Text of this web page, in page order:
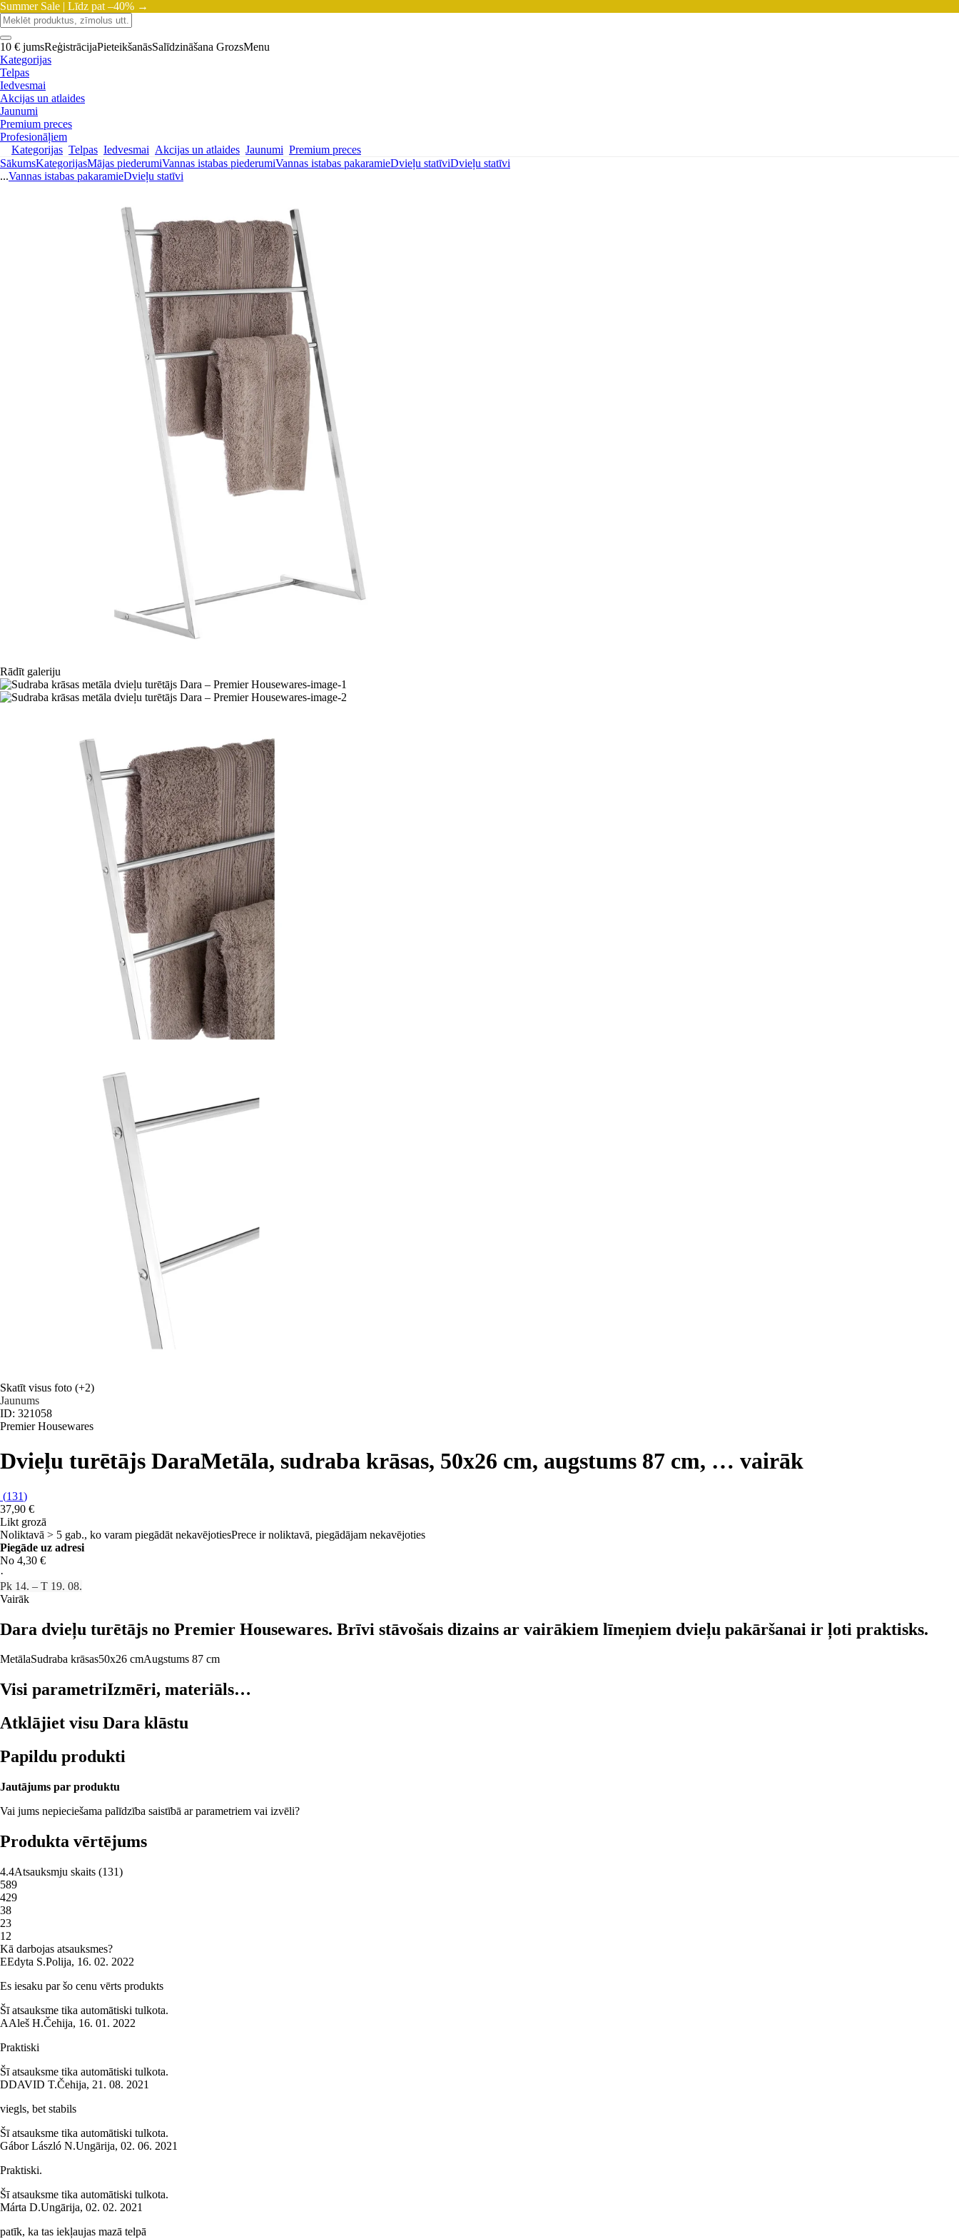
Summer Sale | Līdz pat –40% →
10 € jumsReģistrācijaPieteikšanāsSalīdzināšana GrozsMenu
Kategorijas
Telpas
Iedvesmai
Akcijas un atlaides
Jaunumi
Premium preces
Profesionāļiem
Kategorijas Telpas Iedvesmai Akcijas un atlaides Jaunumi Premium preces
SākumsKategorijasMājas piederumiVannas istabas piederumiVannas istabas pakaramieDvieļu statīviDvieļu statīvi
...Vannas istabas pakaramieDvieļu statīvi
Rādīt galeriju
Skatīt visus foto (+2)
Jaunums
ID: 321058
Premier Housewares
Dvieļu turētājs DaraMetāla, sudraba krāsas, 50x26 cm, augstums 87 cm, … vairāk
(131)
37,90 €
Likt grozā
Noliktavā > 5 gab., ko varam piegādāt nekavējotiesPrece ir noliktavā, piegādājam nekavējoties
Piegāde uz adresi
No 4,30 €
·
Pk 14. – T 19. 08.
Vairāk
Dara dvieļu turētājs no Premier Housewares. Brīvi stāvošais dizains ar vairākiem līmeņiem dvieļu pakāršanai ir ļoti praktisks.
MetālaSudraba krāsas50x26 cmAugstums 87 cm
Visi parametriIzmēri, materiāls…
Atklājiet visu Dara klāstu
Papildu produkti
Jautājums par produktu
Vai jums nepieciešama palīdzība saistībā ar parametriem vai izvēli?
Produkta vērtējums
4.4Atsauksmju skaits (131)
589
429
38
23
1 2
Kā darbojas atsauksmes?
EEdyta S.Polija, 16. 02. 2022
Es iesaku par šo cenu vērts produkts
Šī atsauksme tika automātiski tulkota.
AAleš H.Čehija, 16. 01. 2022
Praktiski
Šī atsauksme tika automātiski tulkota.
DDAVID T.Čehija, 21. 08. 2021
viegls, bet stabils
Šī atsauksme tika automātiski tulkota.
Gábor László N.Ungārija, 02. 06. 2021
Praktiski.
Šī atsauksme tika automātiski tulkota.
Márta D.Ungārija, 02. 02. 2021
patīk, ka tas iekļaujas mazā telpā